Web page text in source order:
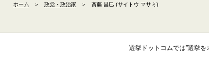
ホーム ＞ 政党・政治家 ＞ 斎藤 昌巳 (サイトウ マサミ)
選挙ドットコムでは”選挙